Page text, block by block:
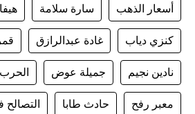
أسعار الذهب سارة سلامة
كنزي دياب غادة عبدالرازق
نادين نجيم جميلة عوض
معبر رفح حادث طابا التصالح